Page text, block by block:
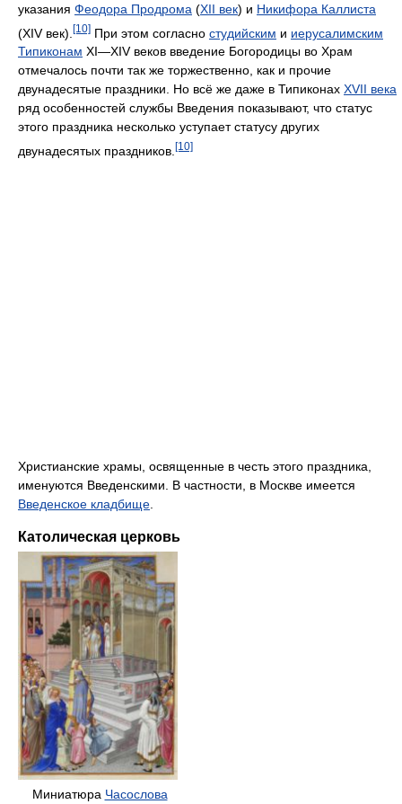
указания Феодора Продрома (XII век) и Никифора Каллиста
(XIV век). [10] При этом согласно студийским и иерусалимским
Типиконам XI—XIV веков введение Богородицы во Храм
отмечалось почти так же торжественно, как и прочие
двунадесятые праздники. Но всё же даже в Типиконах XVII века
ряд особенностей службы Введения показывают, что статус
этого праздника несколько уступает статусу других
двунадесятых праздников. [10]
Христианские храмы, освященные в честь этого праздника,
именуются Введенскими. В частности, в Москве имеется
Введенское кладбище
Католическая церковь
Миниатюра Часослова